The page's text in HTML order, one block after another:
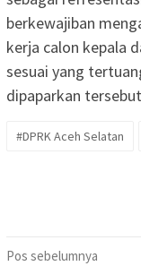
berkewajiban
kerja calon kepala
sesuai yang
dipaparkan
#DPRK Aceh Selatan
Navigasi
Pos sebelumnya